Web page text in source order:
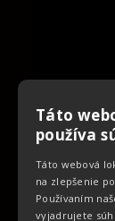
Táto
používa
Táto webová
na zlepšenie
Používaním
vyjadrujete